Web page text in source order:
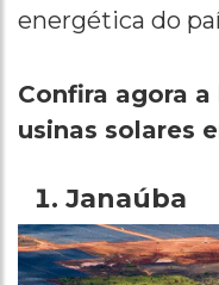
energética do
Confira agora
usinas solares
Janaúba